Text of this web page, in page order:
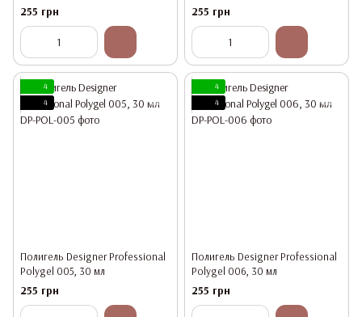
255 грн 255 грн
4
4
Полигель Designer Professional
Polygel 005, 30 мл
255 грн
4
4
Полигель Designer Professional
Polygel 006, 30 мл
255 грн